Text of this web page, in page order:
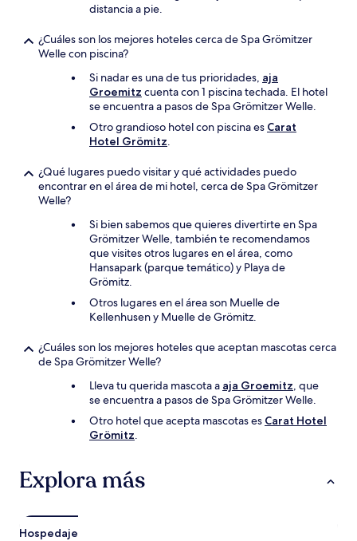
distancia a pie.
¿Cuáles son los mejores hoteles cerca de Spa Grömitzer
Welle con piscina?
Si nadar es una de tus prioridades, aja
Groemitz cuenta con 1 piscina techada. El hotel
se encuentra a pasos de Spa Grömitzer Welle.
Otro grandioso hotel con piscina es Carat
Hotel Grömitz.
¿Qué lugares puedo visitar y qué actividades puedo
encontrar en el área de mi hotel, cerca de Spa Grömitzer
Welle?
Si bien sabemos que quieres divertirte en Spa
Grömitzer Welle, también te recomendamos
que visites otros lugares en el área, como
Hansapark (parque temático) y Playa de
Grömitz.
Otros lugares en el área son Muelle de
Kellenhusen y Muelle de Grömitz.
¿Cuáles son los mejores hoteles que aceptan mascotas cerca
de Spa Grömitzer Welle?
Lleva tu querida mascota a aja Groemitz, que
se encuentra a pasos de Spa Grömitzer Welle.
Otro hotel que acepta mascotas es Carat Hotel
Grömitz.
Explora más
Hospedaje